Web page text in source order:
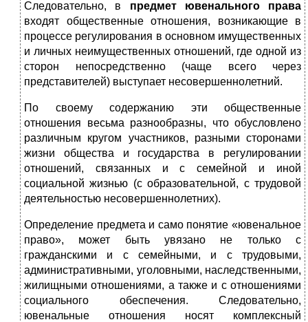
Следовательно, в предмет ювенального права
входят общественные отношения, возникающие в
процессе регулирования в основном имущественных
и личных неимущественных отношений, где одной из
сторон непосредственно (чаще всего через
представителей) выступает несовершеннолетний.
По своему содержанию эти общественные
отношения весьма разнообразны, что обусловлено
различным кругом участников, разными сторонами
жизни общества и государства в регулировании
отношений, связанных и с семейной и иной
социальной жизнью (с образовательной, с трудовой
деятельностью несовершеннолетних).
Определение предмета и само понятие «ювенальное
право», может быть увязано не только с
гражданскими и с семейными, и с трудовыми,
административными, уголовными, наследственными,
жилищными отношениями, а также и с отношениями
социального обеспечения. Следовательно,
ювенальные отношения носят комплексный